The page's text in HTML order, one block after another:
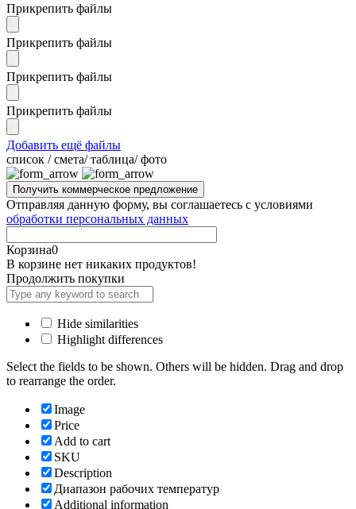
Прикрепить файлы
Прикрепить файлы
Прикрепить файлы
Прикрепить файлы
Добавить ещё файлы
cписок / смета/ таблица/ фото
Отправляя данную форму, вы соглашаетесь с условиями
обработки персональных данных
Корзина0
В корзине нет никаких продуктов!
Продолжить покупки
Hide similarities
Highlight differences
Select the fields to be shown. Others will be hidden. Drag and drop
to rearrange the order.
Image
Price
Add to cart
SKU
Description
Диапазон рабочих температур
Additional information